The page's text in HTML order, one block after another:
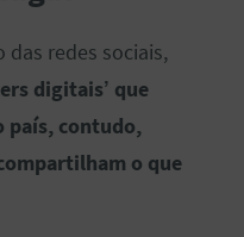
das redes sociais,
digitais’ que
país, contudo,
o que